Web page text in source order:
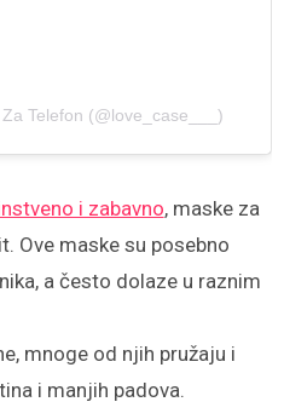
Telefon (@love_case___)
i zabavno, maske za
Ove maske su posebno
a često dolaze u raznim
mnoge od njih pružaju i
i manjih padova.